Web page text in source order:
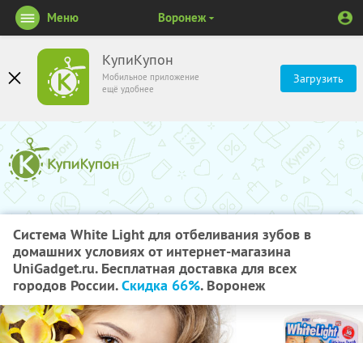
КупиКупон
Мобильное приложение
ещё удобнее
Загрузить
Меню Воронеж
Система White Light для отбеливания зубов в
домашних условиях от интернет-магазина
UniGadget.ru. Бесплатная доставка для всех
городов России.Скидка 66%. Воронеж